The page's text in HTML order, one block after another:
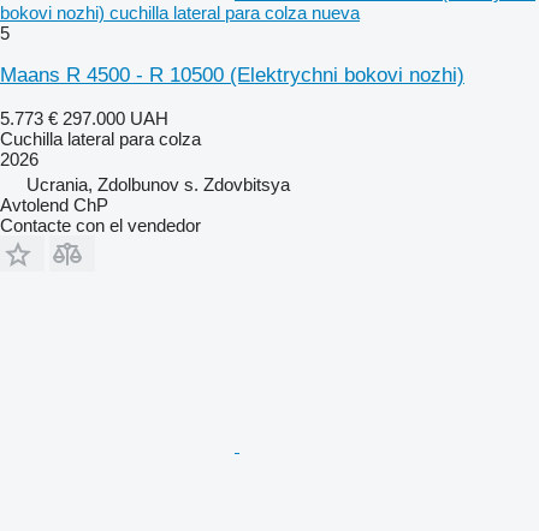
bokovi nozhi) cuchilla lateral para colza nueva
5
Maans R 4500 - R 10500 (Elektrychni bokovi nozhi)
5.773 € 297.000 UAH
Cuchilla lateral para colza
2026
Ucrania, Zdolbunov s. Zdovbitsya
Avtolend ChP
Contacte con el vendedor